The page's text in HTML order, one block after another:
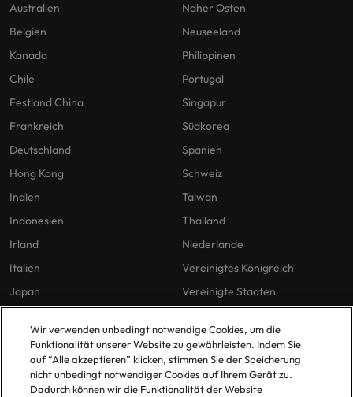
Australien
Belgien
Kanada
Chile
Festland China
Frankreich
Deutschland
Hong Kong
Indien
Indonesien
Irland
Italien
Japan
Naher Osten
Neuseeland
Philippinen
Portugal
Singapur
Südkorea
Spanien
Schweiz
Taiwan
Thailand
Niederlande
Vereinigtes Königreich
Vereinigte Staaten
Unsere Richtlinien Büros
Wir verwenden unbedingt notwendige Cookies, um die
Funktionalität unserer Website zu gewährleisten. Indem Sie
auf “Alle akzeptieren” klicken, stimmen Sie der Speicherung
nicht unbedingt notwendiger Cookies auf Ihrem Gerät zu.
Dadurch können wir die Funktionalität der Website